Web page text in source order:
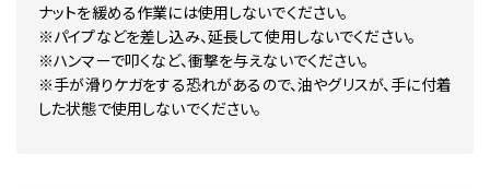
ナットを緩める作業には使用しないでください。
※パイプなどを差し込み、延長して使用しないでください。
※ハンマーで叩くなど、衝撃を与えないでください。
※手が滑りケガをする恐れがあるので、油やグリスが、手に付着
した状態で使用しないでください。